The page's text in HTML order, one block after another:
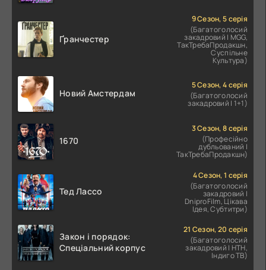
Ґранчестер
9 Сезон, 5 серія
(Багатоголосий
закадровий | MGG,
ТакТребаПродакшн,
Суспільне
Культура)
Новий Амстердам
5 Сезон, 4 серія
(Багатоголосий
закадровий | 1+1)
1670
3 Сезон, 8 серія
(Професійно
дубльований |
ТакТребаПродакшн)
Тед Лассо
4 Сезон, 1 серія
(Багатоголосий
закадровий |
DniproFilm, Цікава
Ідея, Субтитри)
Закон і порядок:
Спеціальний корпус
21 Сезон, 20 серія
(Багатоголосий
закадровий | НТН,
Індиго ТВ)